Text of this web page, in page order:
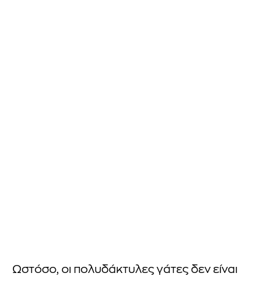
Ωστόσο, οι πολυδάκτυλες γάτες δεν είναι